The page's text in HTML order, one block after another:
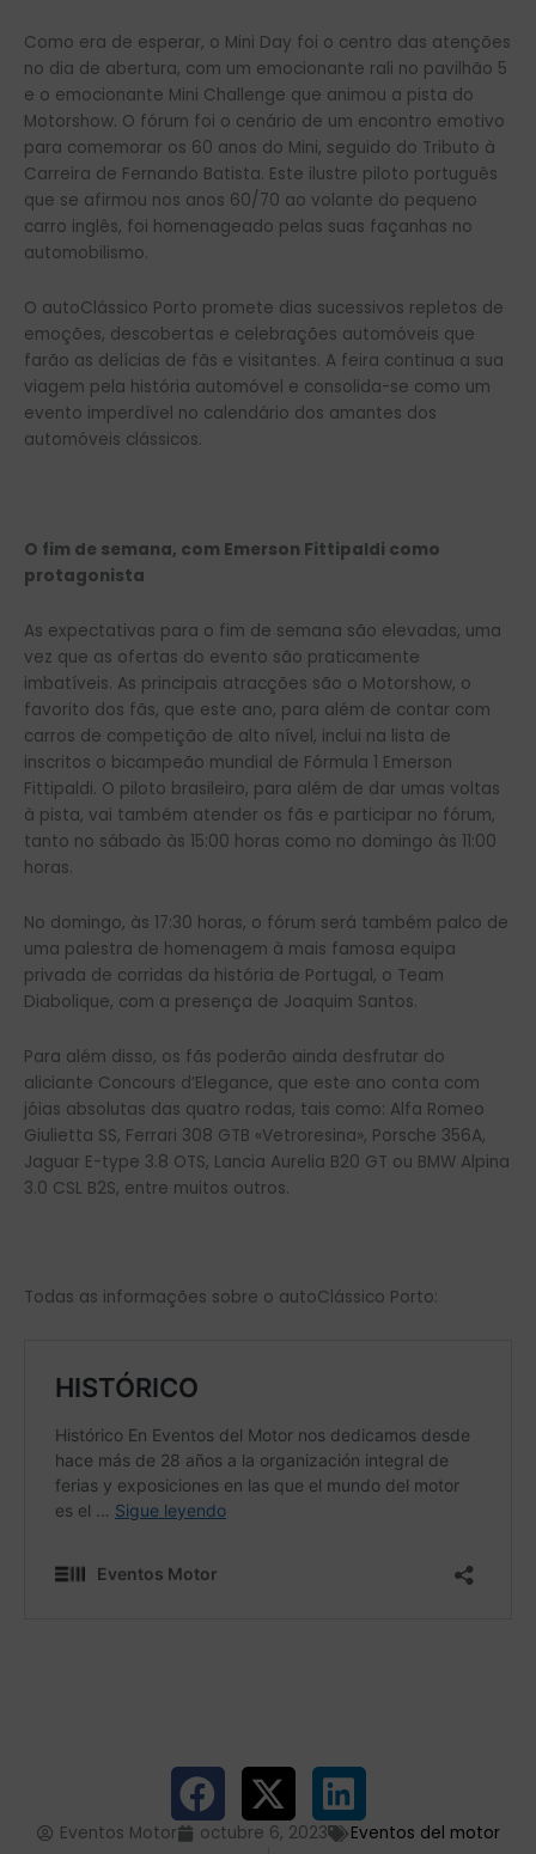
Como era de esperar, o Mini Day foi o centro das atenções
no dia de abertura, com um emocionante rali no pavilhão 5
e o emocionante Mini Challenge que animou a pista do
Motorshow. O fórum foi o cenário de um encontro emotivo
para comemorar os 60 anos do Mini, seguido do Tributo à
Carreira de Fernando Batista. Este ilustre piloto português
que se afirmou nos anos 60/70 ao volante do pequeno
carro inglês, foi homenageado pelas suas façanhas no
automobilismo.
O autoClássico Porto promete dias sucessivos repletos de
emoções, descobertas e celebrações automóveis que
farão as delícias de fãs e visitantes. A feira continua a sua
viagem pela história automóvel e consolida-se como um
evento imperdível no calendário dos amantes dos
automóveis clássicos.
O fim de semana, com Emerson Fittipaldi como
protagonista
As expectativas para o fim de semana são elevadas, uma
vez que as ofertas do evento são praticamente
imbatíveis. As principais atracções são o Motorshow, o
favorito dos fãs, que este ano, para além de contar com
carros de competição de alto nível, inclui na lista de
inscritos o bicampeão mundial de Fórmula 1 Emerson
Fittipaldi. O piloto brasileiro, para além de dar umas voltas
à pista, vai também atender os fãs e participar no fórum,
tanto no sábado às 15:00 horas como no domingo às 11:00
horas.
No domingo, às 17:30 horas, o fórum será também palco de
uma palestra de homenagem à mais famosa equipa
privada de corridas da história de Portugal, o Team
Diabolique, com a presença de Joaquim Santos.
Para além disso, os fãs poderão ainda desfrutar do
aliciante Concours d’Elegance, que este ano conta com
jóias absolutas das quatro rodas, tais como: Alfa Romeo
Giulietta SS, Ferrari 308 GTB «Vetroresina», Porsche 356A,
Jaguar E-type 3.8 OTS, Lancia Aurelia B20 GT ou BMW Alpina
3.0 CSL B2S, entre muitos outros.
Todas as informações sobre o autoClássico Porto:
Eventos Motor octubre 6, 2023 Eventos del motor